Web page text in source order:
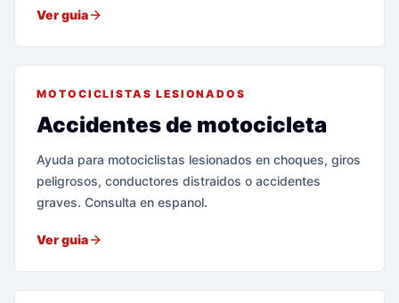
Ver guia
MOTOCICLISTAS LESIONADOS
Accidentes de motocicleta
Ayuda para motociclistas lesionados en choques, giros
peligrosos, conductores distraidos o accidentes
graves. Consulta en espanol.
Ver guia